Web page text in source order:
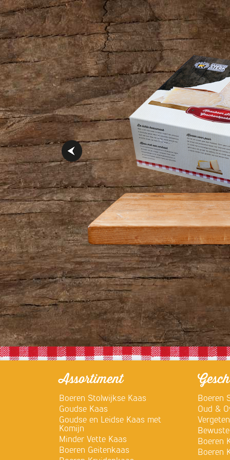
Assortiment
Boeren Stolwijkse Kaas
Goudse Kaas
Goudse en Leidse Kaas met
Komijn
Minder Vette Kaas
Boeren Geitenkaas
Boeren
Oud &
Boeren
Boeren